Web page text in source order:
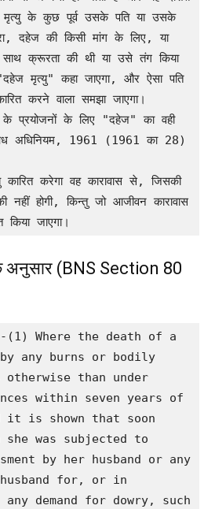
मृत्यु के कुछ पूर्व उसके पति या उसके
दहेज की किसी मांग के लिए, या
क्रूरता की थी या उसे तंग किया
मृत्यु" कहा जाएगा, और ऐसा पति
करने वाला समझा जाएगा।
के प्रयोजनों के लिए "दहेज" का वही
अधिनियम, 1961 (1961 का 28)
करेगा वह कारावास से, जिसकी
होगी, किन्तु जो आजीवन कारावास
जाएगा।
अनुसार (BNS Section 80
(1) Where the death of a
by any burns or bodily
than under
within seven years of
it is shown that soon
was subjected to
by her husband or any
for, or in
demand for dowry, such